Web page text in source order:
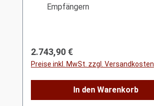
Empfängern
Regulärer Preis:
2.743,90 €
Preise inkl. MwSt. zzgl. Versandkosten
In den Warenkorb